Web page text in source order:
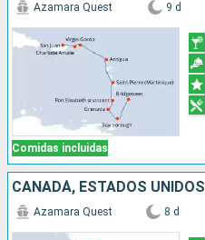
Comidas incluidas
Azamara Quest 9 d
CANADÁ, ESTADOS UNIDOS
Azamara Quest 8 d